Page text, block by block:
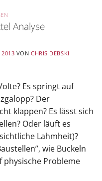
Analyse
2013 VON CHRIS DEBSKI
Es springt auf
Der
klappen? Es lässt sich
Oder läuft es
Lahmheit)?
wie Buckeln
physische Probleme